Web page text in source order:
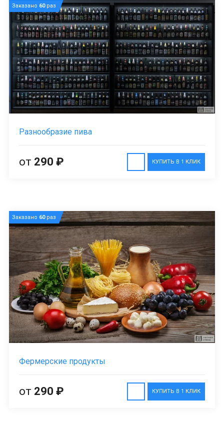
Заказано 60раз
Разнообразие пива
КУПИТЬ В 1 КЛИК
от 290 ₽
Заказано 60раз
Фермерские продукты
КУПИТЬ В 1 КЛИК
от 290 ₽